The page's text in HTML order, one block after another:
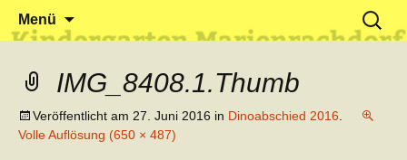
Kindergarten Marienrachdorf
Klein reingehen – Groß rauskommen
Menü
Suchen
nach:
IMG_8408.1.Thumb
Veröffentlicht am 27. Juni 2016 in Dinoabschied 2016
Volle Auflösung (650 × 487)